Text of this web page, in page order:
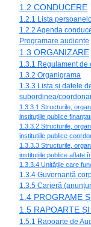
1.2 CONDUCERE
1.2.1 Lista
1.2.2 Agenda
Programare audiențe
1.3 ORGANIZARE
1.3.1 Regulament de
1.3.2 Organigrama
1.3.3 Lista și datele
subordinea/
1.3.3.1 Structurile,
instituțiile publice
1.3.3.2 Structurile,
instituțiile publice
1.3.3.3 Structurile,
instituțiile publice aflate
1.3.3.4 Unitățile care
1.3.4 Guvernanță
1.3.5 Carieră
1.4 PROGRAME
1.5 RAPOARTE
1.5.1 Rapoarte de